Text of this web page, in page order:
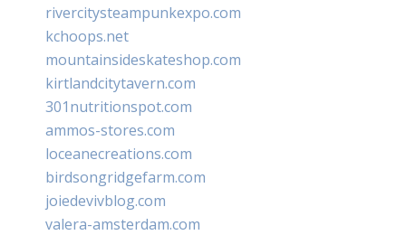
rivercitysteampunkexpo.com
kchoops.net
mountainsideskateshop.com
kirtlandcitytavern.com
301nutritionspot.com
ammos-stores.com
loceanecreations.com
birdsongridgefarm.com
joiedevivblog.com
valera-amsterdam.com